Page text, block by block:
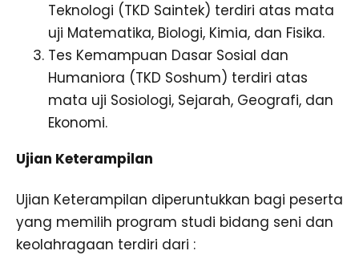
Teknologi (TKD Saintek) terdiri atas mata
uji Matematika, Biologi, Kimia, dan Fisika.
Tes Kemampuan Dasar Sosial dan
Humaniora (TKD Soshum) terdiri atas
mata uji Sosiologi, Sejarah, Geografi, dan
Ekonomi.
Ujian Keterampilan
Ujian Keterampilan diperuntukkan bagi peserta
yang memilih program studi bidang seni dan
keolahragaan terdiri dari :